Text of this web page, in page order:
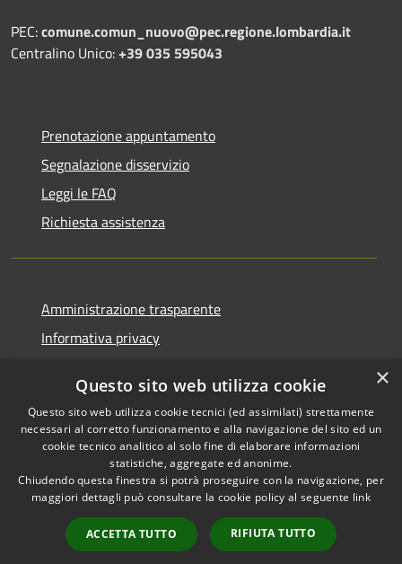
PEC:comune.comun_nuovo@pec.regione.lombardia.it
Centralino Unico:+39 035 595043
Prenotazione appuntamento
Segnalazione disservizio
Leggi le FAQ
Richiesta assistenza
Amministrazione trasparente
Informativa privacy
Dichiarazione di accessibilità
RSS
Accessibilità
Copyright © 2026 • Comune di
Comun Nuovo • Powered by
Municipium•
Accesso
redazione
×
Questo sito web utilizza cookie
Questo sito web utilizza cookie tecnici (ed assimilati) strettamente
necessari al corretto funzionamento e alla navigazione del sito ed un
cookie tecnico analitico al solo fine di elaborare informazioni
statistiche, aggregate ed anonime.
Chiudendo questa finestra si potrà proseguire con la navigazione, per
maggiori dettagli può consultare la cookie policy al seguente link
ACCETTA TUTTO RIFIUTA TUTTO